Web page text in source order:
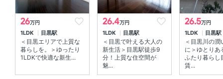
エアコン 、 室内洗濯機置場
部屋の特徴
全居室フローリング 、 バルコニー 、 角部屋
26万円
1LDK 目黒駅
＜目黒エリアで上質な
暮らしを。＞ゆったり
1LDKで快適な新生...
26.4万円
1LDK 目黒駅
＜目黒で叶える大人の
新生活＞目黒駅徒歩9
分！上質な住空間が
魅...
26.5万円
1LDK 目黒駅
＜目黒川の潤
に＞ゆとりあ
ふたり暮らし
賃...